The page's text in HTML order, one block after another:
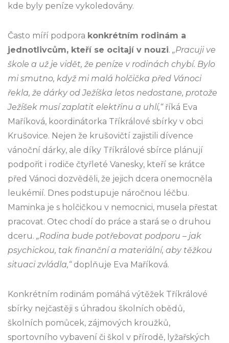
kde byly peníze vykoledovány.
Často míří podpora konkrétním rodinám a
jednotlivcům, kteří se ocitají v nouzi. „Pracuji ve
škole a už je vidět, že peníze v rodinách chybí. Bylo
mi smutno, když mi malá holčička před Vánoci
řekla, že dárky od Ježíška letos nedostane, protože
Ježíšek musí zaplatit elektřinu a uhlí,“ říká Eva
Maříková, koordinátorka Tříkrálové sbírky v obci
Krušovice. Nejen že krušovičtí zajistili dívence
vánoční dárky, ale díky Tříkrálové sbírce plánují
podpořit i rodiče čtyřleté Vanesky, kteří se krátce
před Vánoci dozvěděli, že jejich dcera onemocněla
leukémií. Dnes podstupuje náročnou léčbu.
Maminka je s holčičkou v nemocnici, musela přestat
pracovat. Otec chodí do práce a stará se o druhou
dceru. „Rodina bude potřebovat podporu – jak
psychickou, tak finanční a materiální, aby těžkou
situaci zvládla,“doplňuje Eva Maříková.
Konkrétním rodinám pomáhá výtěžek Tříkrálové
sbírky nejčastěji s úhradou školních obědů,
školních pomůcek, zájmových kroužků,
sportovního vybavení či škol v přírodě, lyžařských